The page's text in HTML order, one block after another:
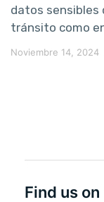
datos
tránsito como
Noviembre 14, 2024
Find us on